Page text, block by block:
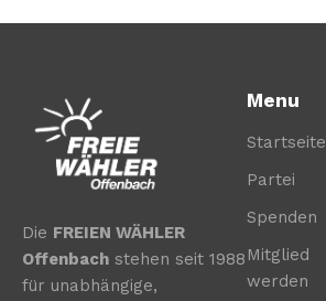
Die FREIEN WÄHLER
Offenbach stehen seit 1988
für unabhängige,
Menu
Startseite
Partei
Spenden
Mitglied
werden